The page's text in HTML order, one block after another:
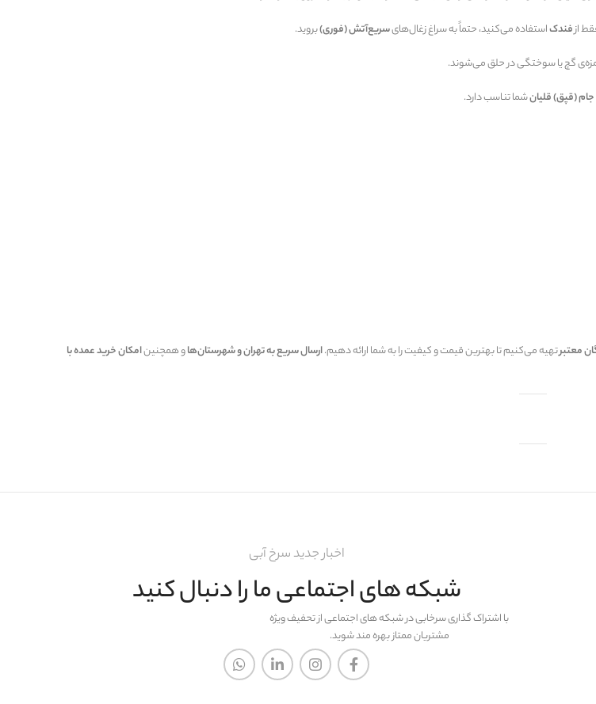
ازفندکاستفاده می‌کنید، حتماً به سراغ زغال‌هایسریع‌آتش (فوری)بروید.
گچ یا سوختگی در حلق می‌شوند.
جام (قپق) قلیانشما تناسب دارد.
معتبرتهیه می‌کنیم تا بهترین قیمت و کیفیت را به شما ارائه دهیم.ارسال سریع به تهران و شهرستان‌هاو همچنینامکان خرید عمده با
اخبار جدید سرخ آبی
شبکه های اجتماعی ما را دنبال کنید
با اشتراک گذاری سرخابی در شبکه های اجتماعی از تحفیف ویژه
مشتریان ممتاز بهره مند شوید.